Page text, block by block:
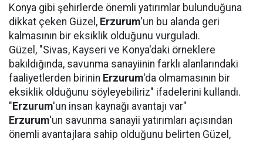
Konya gibi şehirlerde önemli yatırımlar bulunduğuna
dikkat çeken Güzel, Erzurum'un bu alanda geri
kalmasının bir eksiklik olduğunu vurguladı.
Güzel, "Sivas, Kayseri ve Konya'daki örneklere
bakıldığında, savunma sanayiinin farklı alanlarındaki
faaliyetlerden birinin Erzurum'da olmamasının bir
eksiklik olduğunu söyleyebiliriz" ifadelerini kullandı.
" Erzurum'un insan kaynağı avantajı var"
Erzurum'un savunma sanayii yatırımları açısından
önemli avantajlara sahip olduğunu belirten Güzel,